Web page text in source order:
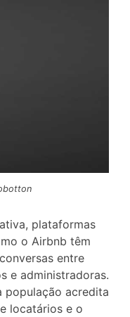
plataformas
o Airbnb têm
entre
e administradoras.
população acredita
locatários e o